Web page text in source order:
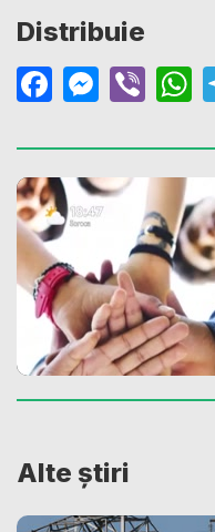
Distribuie
Facebook
Alte știri